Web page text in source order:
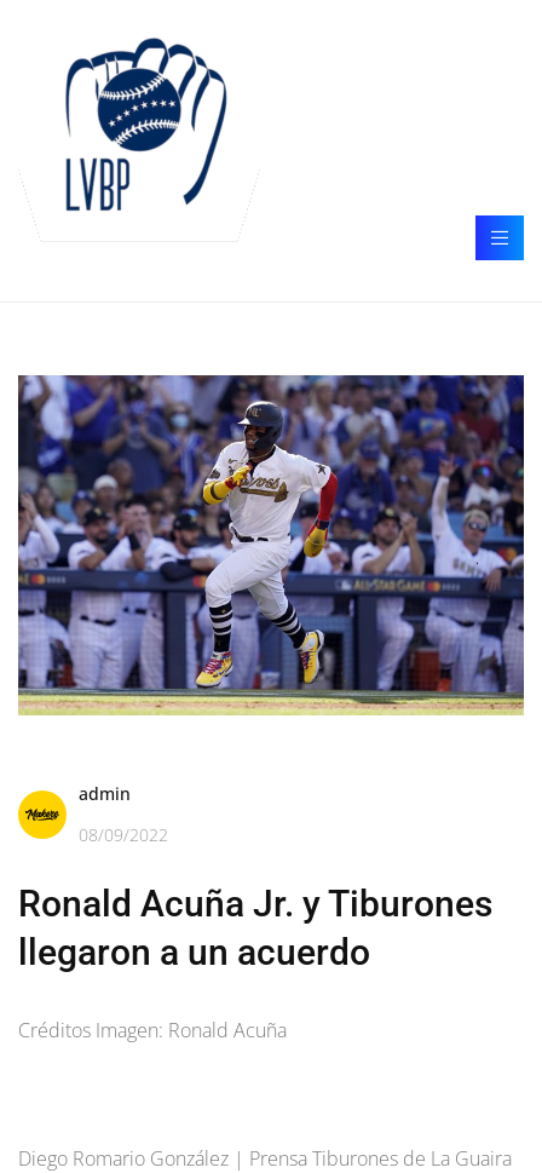
admin
08/09/2022
Ronald Acuña Jr. y Tiburones
llegaron a un acuerdo
Créditos Imagen: Ronald Acuña
Diego Romario González | Prensa Tiburones de La Guaira